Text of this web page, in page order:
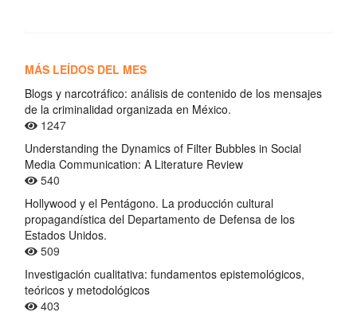
MÁS LEÍDOS DEL MES
Blogs y narcotráfico: análisis de contenido de los mensajes
de la criminalidad organizada en México.
1247
Understanding the Dynamics of Filter Bubbles in Social
Media Communication: A Literature Review
540
Hollywood y el Pentágono. La producción cultural
propagandística del Departamento de Defensa de los
Estados Unidos.
509
Investigación cualitativa: fundamentos epistemológicos,
teóricos y metodológicos
403